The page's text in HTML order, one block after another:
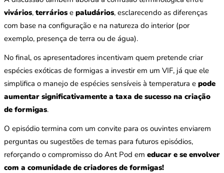
vivários,terrários e paludários, esclarecendo as diferenças
com base na configuração e na natureza do interior (por
exemplo, presença de terra ou de água).
No final, os apresentadores incentivam quem pretende criar
espécies exóticas de formigas a investir em um VIF, já que ele
simplifica o manejo de espécies sensíveis à temperatura e pode
aumentar significativamente a taxa de sucesso na criação
de formigas.
O episódio termina com um convite para os ouvintes enviarem
perguntas ou sugestões de temas para futuros episódios,
reforçando o compromisso do Ant Pod em educar e se envolver
com a comunidade de criadores de formigas!